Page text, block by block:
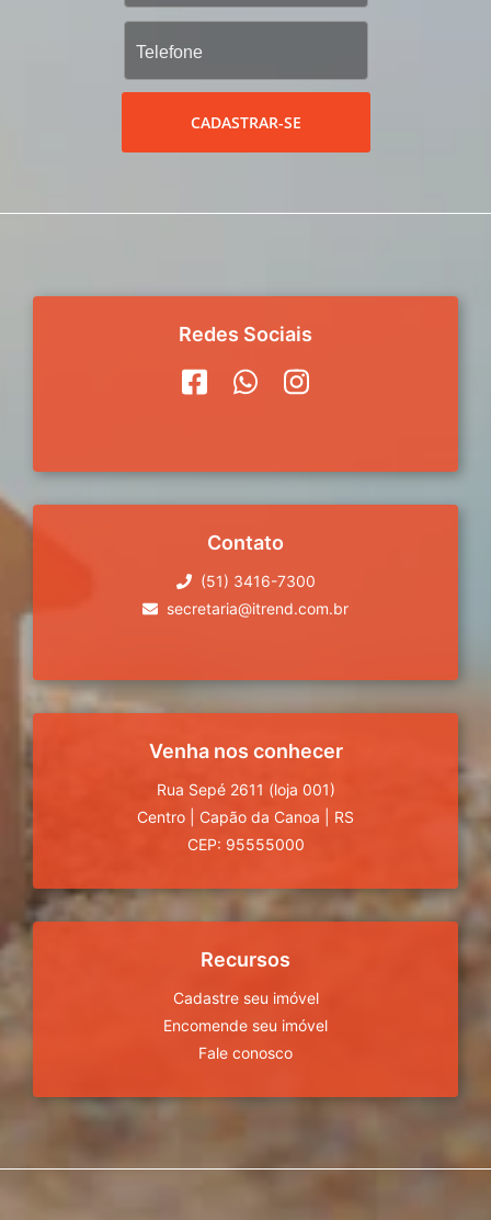
CADASTRAR-SE
Redes Sociais
Contato
(51) 3416-7300
secretaria@itrend.com.br
Venha nos conhecer
Rua Sepé 2611 (loja 001)
Centro
Capão da Canoa
RS
CEP: 95555000
Recursos
Cadastre seu imóvel
Encomende seu imóvel
Fale conosco